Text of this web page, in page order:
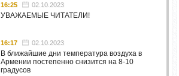
16:25 02.10.2023
УВАЖАЕМЫЕ ЧИТАТЕЛИ!
16:17 02.10.2023
В ближайшие дни температура воздуха в
Армении постепенно снизится на 8-10
градусов